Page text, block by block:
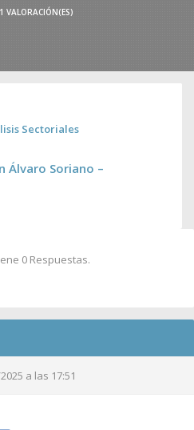
1 VALORACIÓN(ES)
Sectoriales
Álvaro Soriano –
0 Respuestas.
a las 17:51